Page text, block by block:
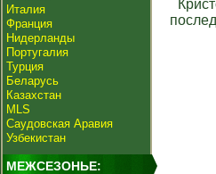
Италия
Франция
Нидерланды
Португалия
Турция
Беларусь
Казахстан
MLS
Саудовская Аравия
Узбекистан
МЕЖСЕЗОНЬЕ: